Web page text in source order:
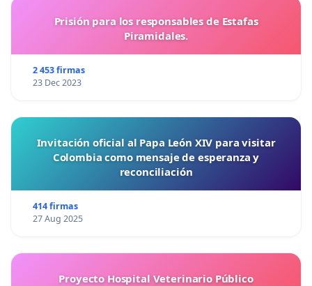
Prisión para los responsables de Estafas
Piramidales.
2 453 firmas
23 Dec 2023
Invitación oficial al Papa León XIV para visitar
Colombia como mensaje de esperanza y
reconciliación
414 firmas
27 Aug 2025
Proyecto Hospital Veterinario Público